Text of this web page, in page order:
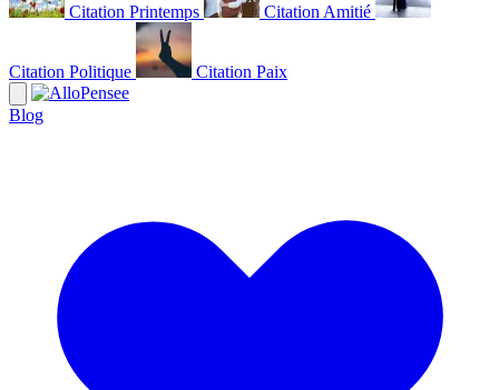
Citation Printemps Citation Amitié
Citation Politique Citation Paix
Blog